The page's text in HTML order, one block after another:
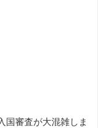
国審査が大混雑しま